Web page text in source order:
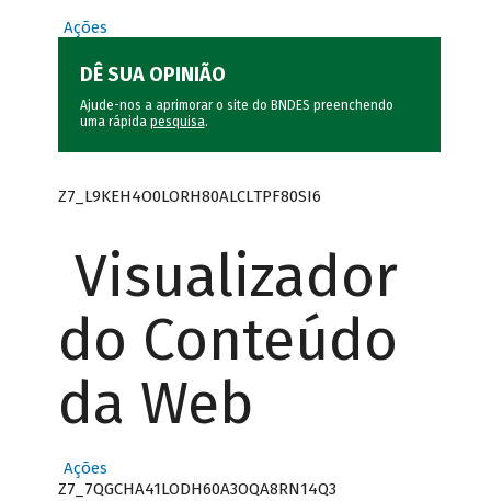
Ações
DÊ SUA OPINIÃO
Ajude-nos a aprimorar o site do BNDES preenchendo
uma rápida pesquisa.
Z7_L9KEH4O0LORH80ALCLTPF80SI6
Visualizador
do Conteúdo
da Web
Ações
Z7_7QGCHA41LODH60A3OQA8RN14Q3